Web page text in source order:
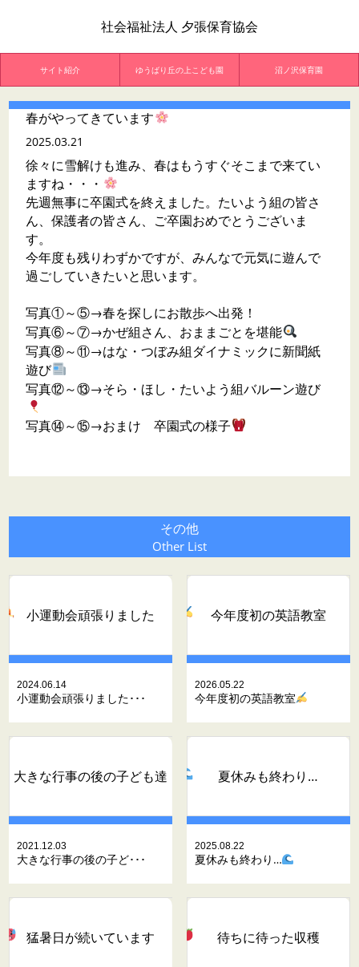
社会福祉法人 夕張保育協会
サイト紹介 ゆうばり丘の上こども園 沼ノ沢保育園
春がやってきています
2025.03.21
徐々に雪解けも進み、春はもうすぐそこまで来てい
ますね・・・
先週無事に卒園式を終えました。たいよう組の皆さ
ん、保護者の皆さん、ご卒園おめでとうございま
す。
今年度も残りわずかですが、みんなで元気に遊んで
過ごしていきたいと思います。
写真①～⑤→春を探しにお散歩へ出発！
写真⑥～⑦→かぜ組さん、おままごとを堪能
写真⑧～⑪→はな・つぼみ組ダイナミックに新聞紙
遊び
写真⑫～⑬→そら・ほし・たいよう組バルーン遊び
写真⑭～⑮→おまけ 卒園式の様子
その他
Other List
小運動会頑張りました
2024.06.14
小運動会頑張りました･･･
今年度初の英語教室
2026.05.22
今年度初の英語教室
大きな行事の後の子ども達
2021.12.03
大きな行事の後の子ど･･･
夏休みも終わり…
2025.08.22
夏休みも終わり…
猛暑日が続いています 待ちに待った収穫